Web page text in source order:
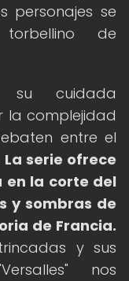
personajes se
de
su cuidada
la complejidad
entre el
La serie ofrece
la corte del
y sombras de
de Francia.
y sus
nos